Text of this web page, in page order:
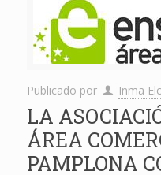
Publicado por Inma
LA
ÁREA
PAMPLONA